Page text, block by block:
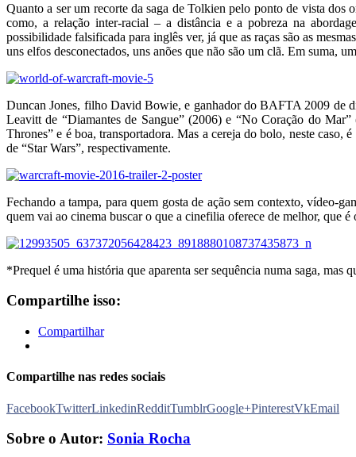
Quanto a ser um recorte da saga de Tolkien pelo ponto de vista dos
como, a relação inter-racial – a distância e a pobreza na
possibilidade falsificada para inglês ver, já que as raças são as
uns elfos desconectados, uns anões que não são um clã. Em suma,
Duncan Jones, filho David Bowie, e ganhador do BAFTA 2009 de
Leavitt de “Diamantes de Sangue” (2006) e “No Coração do
Thrones” e é boa, transportadora. Mas a cereja do bolo, neste
de “Star Wars”, respectivamente.
Fechando a tampa, para quem gosta de ação sem contexto, vídeo-
quem vai ao cinema buscar o que a cinefilia oferece de melhor, que
*Prequel é uma história que aparenta ser sequência numa saga, mas
Compartilhe isso:
Compartilhar
Compartilhe nas redes sociais
FacebookTwitterLinkedinRedditTumblrGoogle+PinterestVkEmail
Sobre o Autor: Sonia Rocha